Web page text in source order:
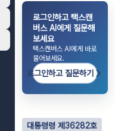
로그인하고 택스캔
버스 AI에게 질문해
보세요
택스캔버스 AI에게 바로
물어보세요.
로그인하고 질문하기
대통령령 제 36282호